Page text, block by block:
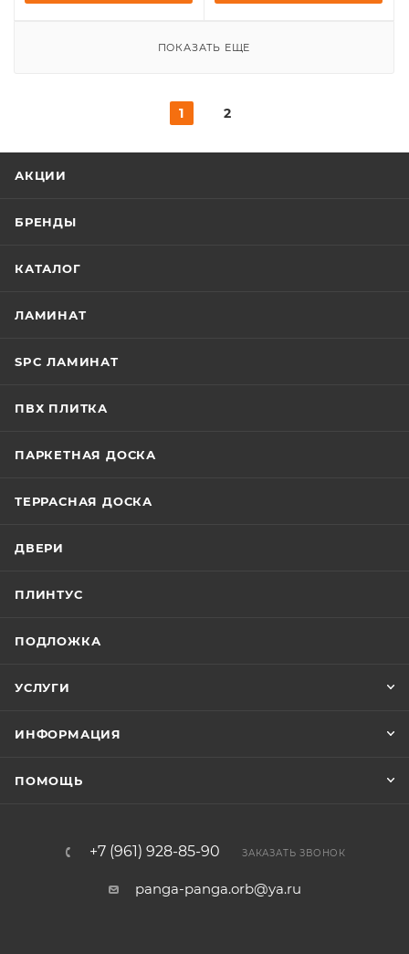
ПОКАЗАТЬ ЕЩЕ
1 2
АКЦИИ
БРЕНДЫ
КАТАЛОГ
ЛАМИНАТ
SPC ЛАМИНАТ
ПВХ ПЛИТКА
ПАРКЕТНАЯ ДОСКА
ТЕРРАСНАЯ ДОСКА
ДВЕРИ
ПЛИНТУС
ПОДЛОЖКА
УСЛУГИ
ИНФОРМАЦИЯ
ПОМОЩЬ
+7 (961) 928-85-90 ЗАКАЗАТЬ ЗВОНОК
panga-panga.orb@ya.ru